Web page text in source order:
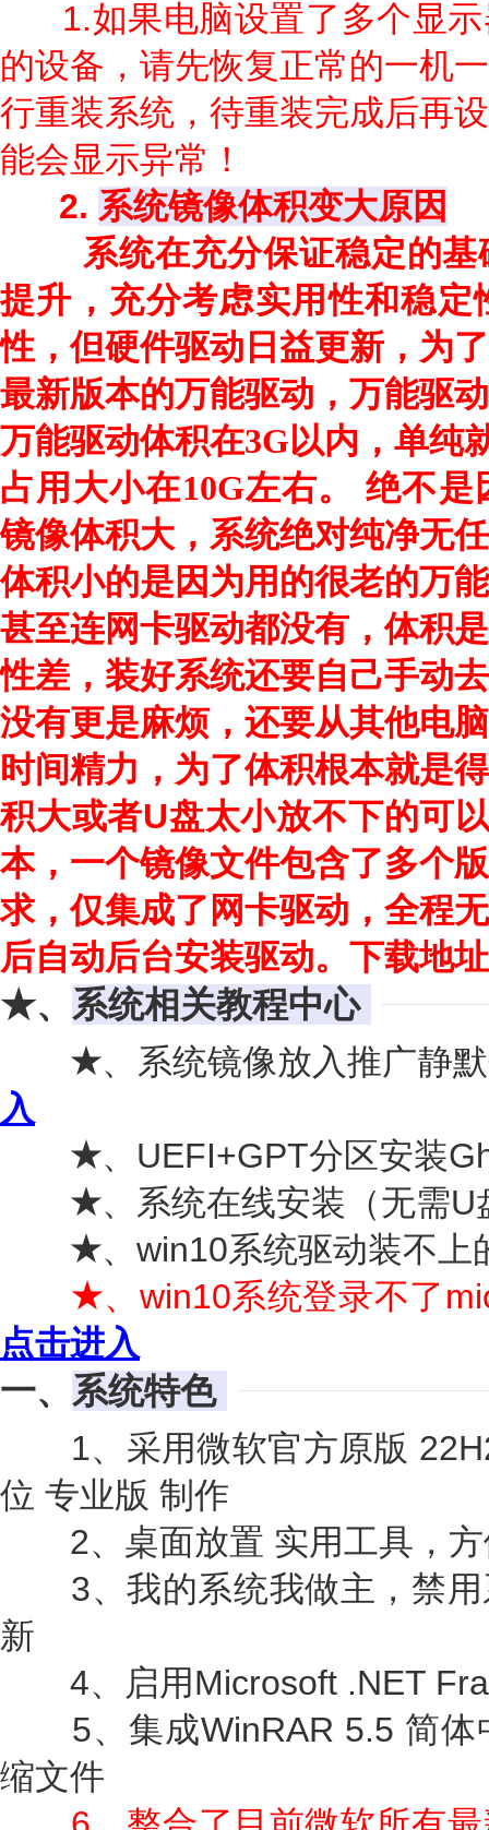
1.如果电脑设置了多个显
的设备，请先恢复正常的一机
行重装系统，待重装完成后再
能会显示异常！
2. 系统镜像体积变大原因
系统在充分保证稳定的
提升，充分考虑实用性和稳
性，但硬件驱动日益更新，为
最新版本的万能驱动，万能驱
万能驱动体积在3G以内，单纯
占用大小在10G左右。
绝不是
镜像体积大，系统绝对纯净无
体积小的是因为用的很老的万
甚至连网卡驱动都没有，体积
性差，装好系统还要自己手动
没有更是麻烦，还要从其他电
时间精力，为了体积根本就是
积大或者U盘太小放不下的可
本，一个镜像文件包含了多个
求，仅集成了网卡驱动，全程
后自动后台安装驱动。下载地
★、 系统相关教程中心
★、系统镜像放入推广静
入
★、UEFI+GPT分区安装
★、系统在线安装（无需U
★、win10系统驱动装不上
★、win10系统登录不了
点击进入
一、 系统特色
1、采用微软官方原版
位 专业版 制作
2、桌面放置 实用工具，方
3、我的系统我做主，禁用
新
4、启用Microsoft .NET
5、集成WinRAR 5.5 简体
缩文件